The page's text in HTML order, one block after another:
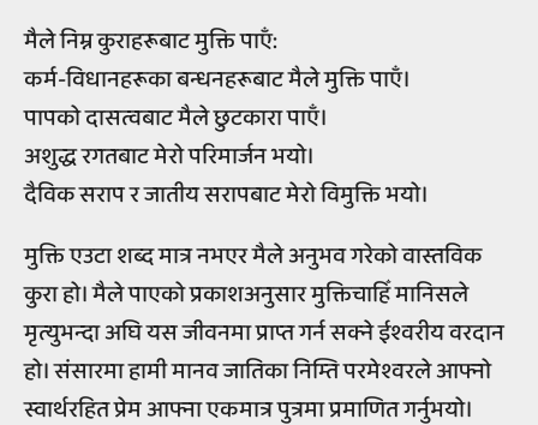
मैले निम्न कुराहरूबाट मुक्ति पाएँ:
कर्म-विधानहरूका बन्धनहरूबाट मैले मुक्ति पाएँ।
पापको दासत्वबाट मैले छुटकारा पाएँ।
अशुद्ध रगतबाट मेरो परिमार्जन भयो।
दैविक सराप र जातीय सरापबाट मेरो विमुक्ति भयो।
मुक्ति एउटा शब्द मात्र नभएर मैले अनुभव गरेको वास्तविक
कुरा हो। मैले पाएको प्रकाशअनुसार मुक्तिचाहिँ मानिसले
मृत्युभन्दा अघि यस जीवनमा प्राप्त गर्न सक्ने ईश्वरीय वरदान
हो। संसारमा हामी मानव जातिका निम्ति परमेश्वरले आफ्नो
स्वार्थरहित प्रेम आफ्ना एकमात्र पुत्रमा प्रमाणित गर्नुभयो।